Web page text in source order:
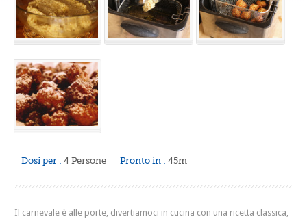
Dosi per : 4 Persone Pronto in : 45m
Il carnevale è alle porte, divertiamoci in cucina con una ricetta classica,